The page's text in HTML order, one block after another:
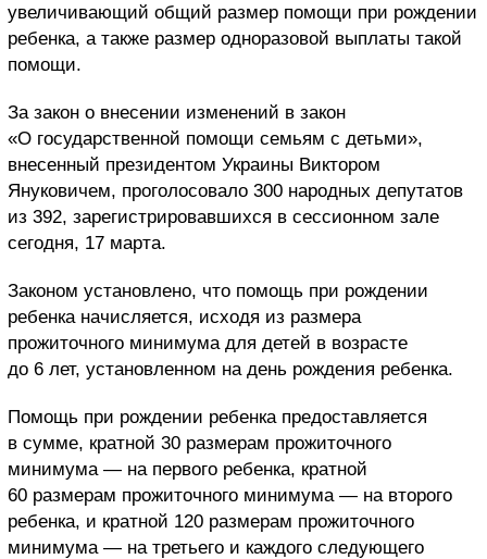
увеличивающий общий размер помощи при рождении
ребенка, а также размер одноразовой выплаты такой
помощи.
За закон о внесении изменений в закон
«О государственной помощи семьям с детьми»,
внесенный президентом Украины Виктором
Януковичем, проголосовало 300 народных депутатов
из 392, зарегистрировавшихся в сессионном зале
сегодня, 17 марта.
Законом установлено, что помощь при рождении
ребенка начисляется, исходя из размера
прожиточного минимума для детей в возрасте
до 6 лет, установленном на день рождения ребенка.
Помощь при рождении ребенка предоставляется
в сумме, кратной 30 размерам прожиточного
минимума — на первого ребенка, кратной
60 размерам прожиточного минимума — на второго
ребенка, и кратной 120 размерам прожиточного
минимума — на третьего и каждого следующего